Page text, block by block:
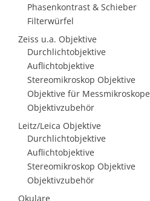
Phasenkontrast & Schieber
Filterwürfel
Zeiss u.a. Objektive
Durchlichtobjektive
Auflichtobjektive
Stereomikroskop Objektive
Objektive für Messmikroskope
Objektivzubehör
Leitz/Leica Objektive
Durchlichtobjektive
Auflichtobjektive
Stereomikroskop Objektive
Objektivzubehör
Okulare